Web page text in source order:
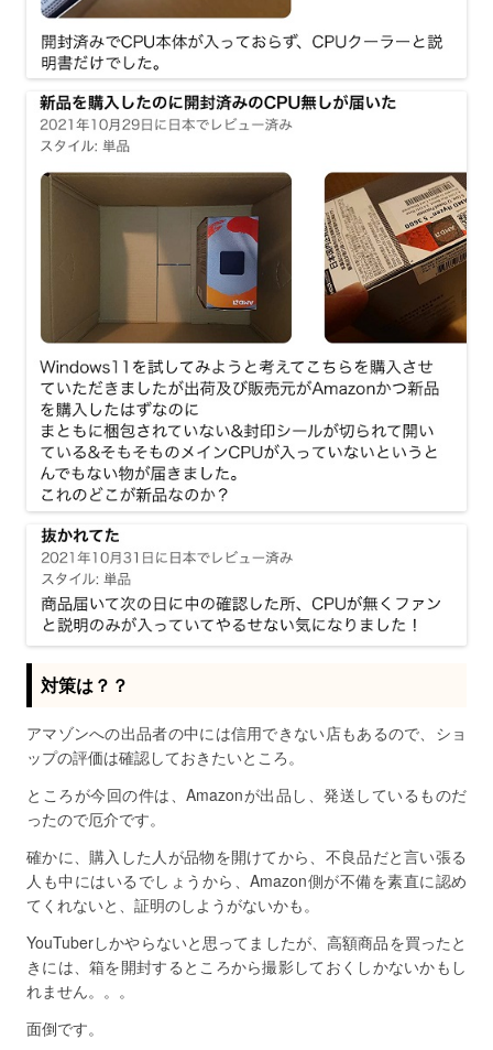
対策は？？
アマゾンへの出品者の中には信用できない店もあるので、ショ
ップの評価は確認しておきたいところ。
ところが今回の件は、Amazonが出品し、発送しているものだ
ったので厄介です。
確かに、購入した人が品物を開けてから、不良品だと言い張る
人も中にはいるでしょうから、Amazon側が不備を素直に認め
てくれないと、証明のしようがないかも。
YouTuberしかやらないと思ってましたが、高額商品を買ったと
きには、箱を開封するところから撮影しておくしかないかもし
れません。。。
面倒です。